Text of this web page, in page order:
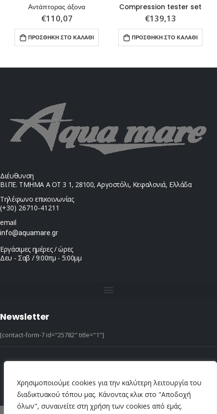
Χρησιμοποιούμε cookies για την καλύτερη λειτουργία του
διαδικτυακού τόπου μας. Κάνοντας κλικ στο "Αποδοχή
όλων", συναινείτε στη χρήση των cookies από εμάς.
Αντάπτορας άξονα
€110,07
ΠΡΟΣΘΉΚΗ ΣΤΟ ΚΑΛΆΘΙ
Compression tester set
€139,13
ΠΡΟΣΘΉΚΗ ΣΤΟ ΚΑΛΆΘΙ
Διέυθυνση
ΒΙ.ΠΕ. ΤΜΗΜΑ Α ΟΤ 3 1, 28100, Αργοστόλι, Κεφαλονιά, Ελλάδα
Τηλέφωνο επικοινωνίας
(+30) 26710-41211
email
info@aquamare.gr
Εργάσιμες ημέρες / ώρες
Δευ - Σαβ / 9:00πμ - 5:00μμ
Newsletter
[contact-form-7 id="25782" title="1"]